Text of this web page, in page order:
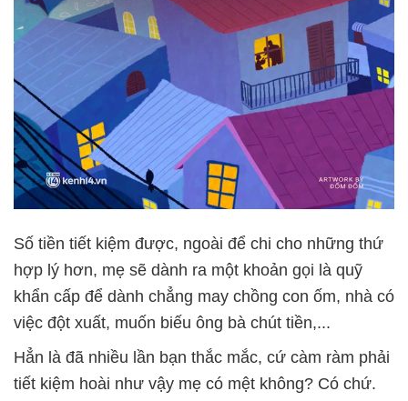
Số tiền tiết kiệm được, ngoài để chi cho những thứ
hợp lý hơn, mẹ sẽ dành ra một khoản gọi là quỹ
khẩn cấp để dành chẳng may chồng con ốm, nhà có
việc đột xuất, muốn biếu ông bà chút tiền,...
Hẳn là đã nhiều lần bạn thắc mắc, cứ càm ràm phải
tiết kiệm hoài như vậy mẹ có mệt không? Có chứ.